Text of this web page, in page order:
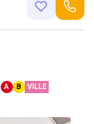
A B VILLE